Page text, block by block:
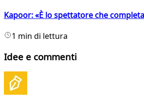
Kapoor: «È lo spettatore che
1 min di lettura
Idee e commenti